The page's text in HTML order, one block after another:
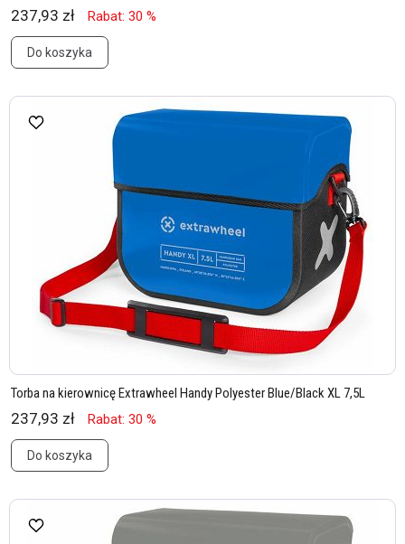
237,93 zł Rabat: 30 %
Do koszyka
Torba na kierownicę Extrawheel Handy Polyester Blue/Black XL 7,5L
237,93 zł Rabat: 30 %
Do koszyka